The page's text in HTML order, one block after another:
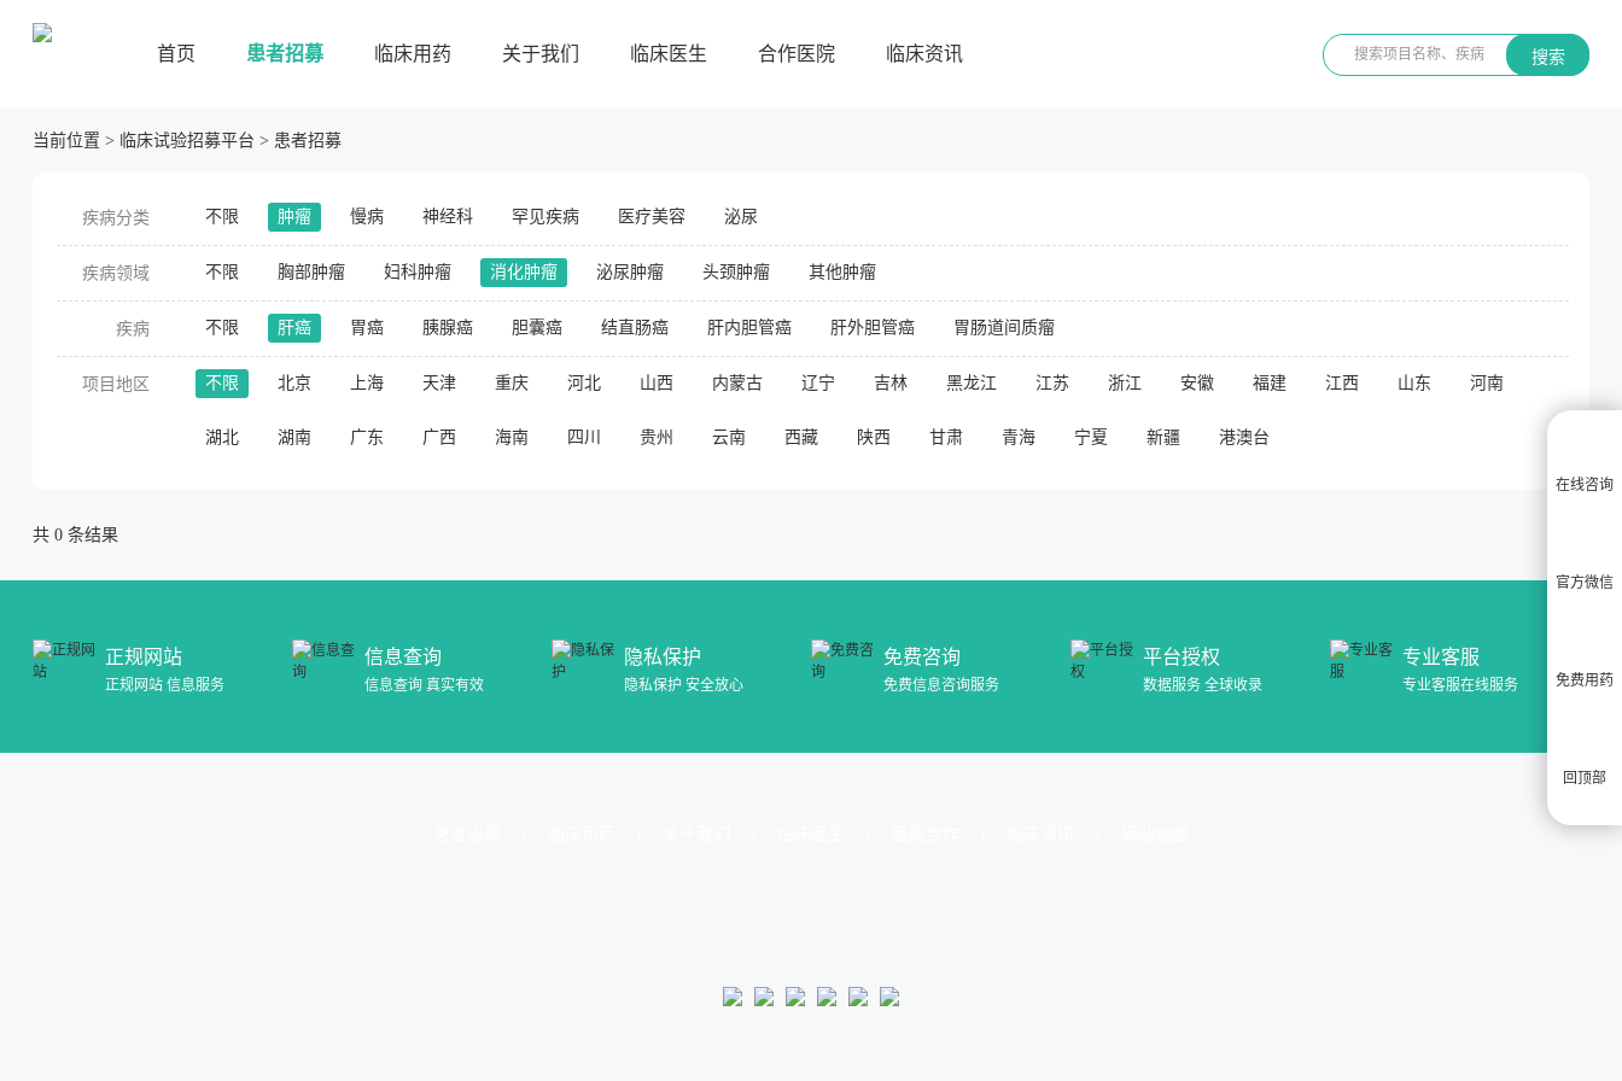
首页 患者招募 临床用药 关于我们 临床医生 合作医院 临床资讯 搜索
当前位置 > 临床试验招募平台 > 患者招募
疾病分类 不限 肿瘤 慢病 神经科 罕见疾病 医疗美容 泌尿
疾病领域 不限 胸部肿瘤 妇科肿瘤 消化肿瘤 泌尿肿瘤 头颈肿瘤 其他肿瘤
疾病 不限 肝癌 胃癌 胰腺癌 胆囊癌 结直肠癌 肝内胆管癌 肝外胆管癌 胃肠道间质瘤
项目地区 不限 北京 上海 天津 重庆 河北 山西 内蒙古 辽宁 吉林 黑龙江 江苏 浙江 安徽 福建 江西 山东 河南
湖北 湖南 广东 广西 海南 四川 贵州 云南 西藏 陕西 甘肃 青海 宁夏 新疆 港澳台
共 0 条结果
正规网站
正规网站 信息服务
信息查询
信息查询 真实有效
隐私保护
隐私保护 安全放心
免费咨询
免费信息咨询服务
平台授权
数据服务 全球收录
专业客服
专业客服在线服务
在线咨询
官方微信
免费用药
回顶部